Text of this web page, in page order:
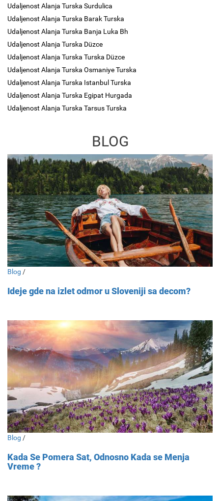
Udaljenost Alanja Turska Surdulica
Udaljenost Alanja Turska Barak Turska
Udaljenost Alanja Turska Banja Luka Bh
Udaljenost Alanja Turska Düzce
Udaljenost Alanja Turska Turska Düzce
Udaljenost Alanja Turska Osmaniye Turska
Udaljenost Alanja Turska Istanbul Turska
Udaljenost Alanja Turska Egipat Hurgada
Udaljenost Alanja Turska Tarsus Turska
BLOG
Blog /
Ideje gde na izlet odmor u Sloveniji sa decom?
Blog /
Kada Se Pomera Sat, Odnosno Kada se Menja
Vreme ?